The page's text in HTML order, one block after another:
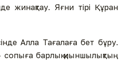
жинақтау. Яғни тірі Құран
Алла Тағалаға бет бұру.
барлық қиыншылықтың